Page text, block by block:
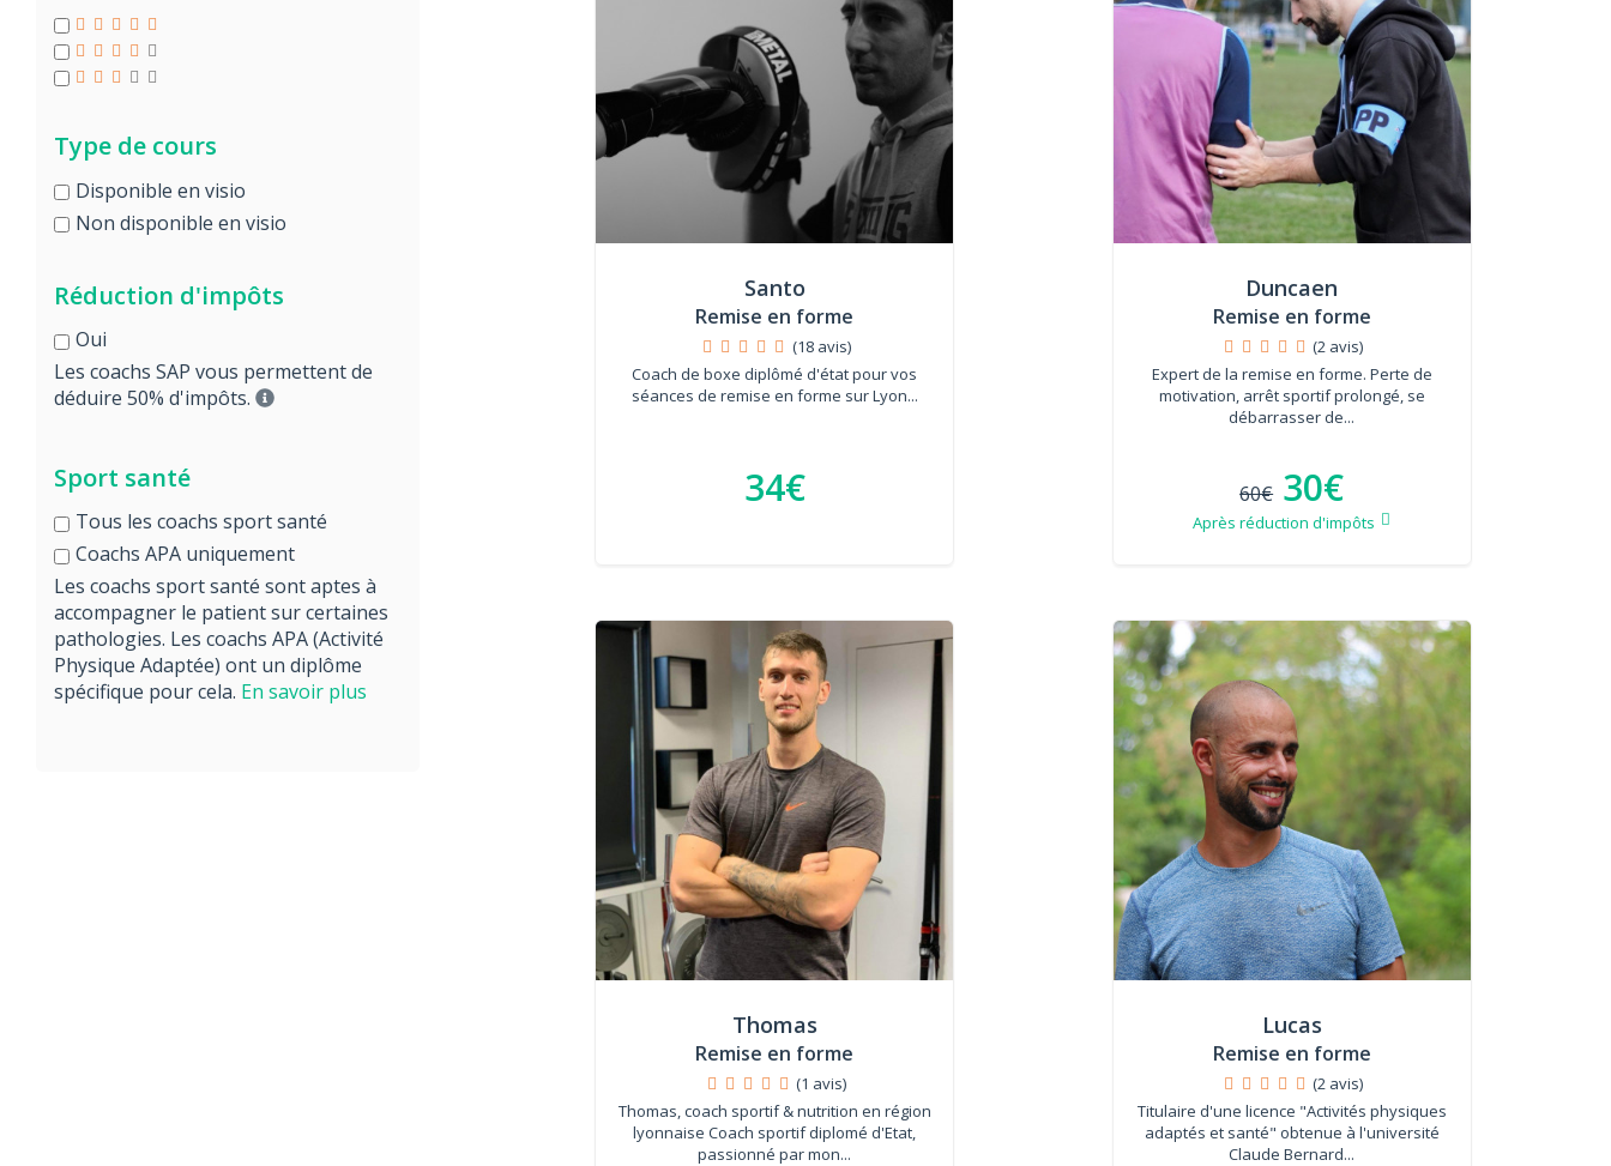
Type de cours
Disponible en visio
Non disponible en visio
Réduction d'impôts
Oui
Les coachs SAP vous permettent de
déduire 50% d'impôts.
Sport santé
Tous les coachs sport santé
Coachs APA uniquement
Les coachs sport santé sont aptes à
accompagner le patient sur certaines
pathologies. Les coachs APA (Activité
Physique Adaptée) ont un diplôme
spécifique pour cela. En savoir plus
Santo
Remise en forme
(18 avis)
Coach de boxe diplômé d'état pour vos
séances de remise en forme sur Lyon...
34€
Duncaen
Remise en forme
(2 avis)
Expert de la remise en forme. Perte de
motivation, arrêt sportif prolongé, se
débarrasser de...
60€ 30€
Après réduction d'impôts
Thomas
Remise en forme
(1 avis)
Thomas, coach sportif & nutrition en région
lyonnaise Coach sportif diplomé d'Etat,
passionné par mon...
Lucas
Remise en forme
(2 avis)
Titulaire d'une licence "Activités physiques
adaptés et santé" obtenue à l'université
Claude Bernard...